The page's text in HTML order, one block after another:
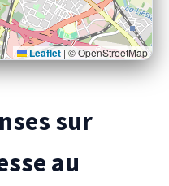
Leaflet | © OpenStreetMap
sur
au